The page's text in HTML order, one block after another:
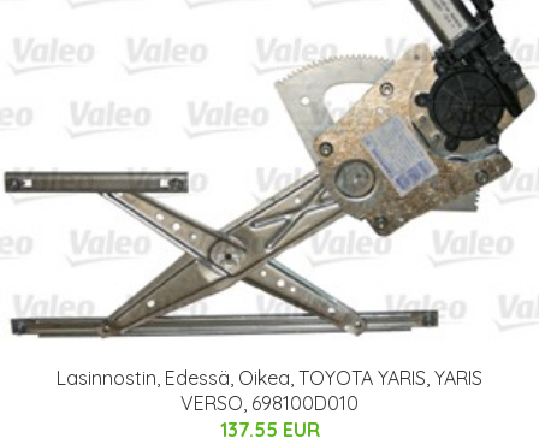
Lasinnostin, Edessä, Oikea, TOYOTA YARIS, YARIS
VERSO, 698100D010
137.55 EUR